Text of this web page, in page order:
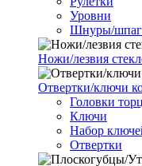
Уровни
Шнуры/
Ножи/лезвия
Отвертки/ключи
Головки
Ключи
Набор
Отвертки